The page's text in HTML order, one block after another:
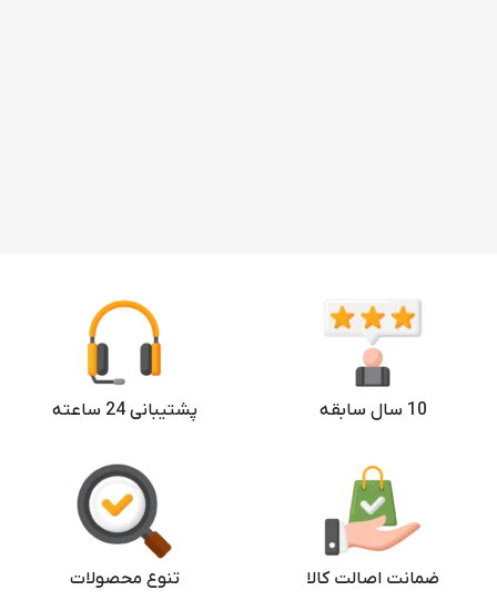
10 سال سابقه پشتیبانی 24 ساعته
ضمانت اصالت کالا تنوع محصولات